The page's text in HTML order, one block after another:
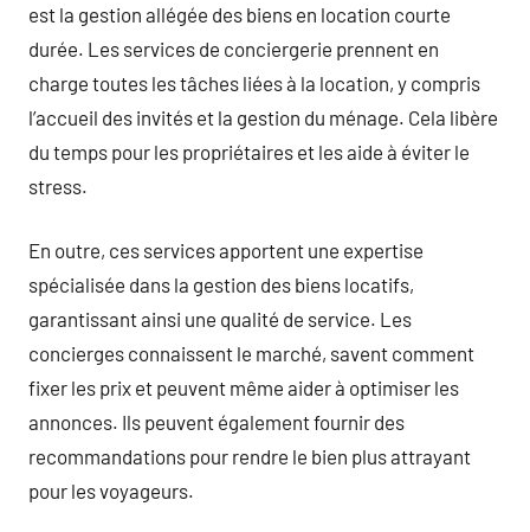
est la gestion allégée des biens en location courte
durée. Les services de conciergerie prennent en
charge toutes les tâches liées à la location, y compris
l’accueil des invités et la gestion du ménage. Cela libère
du temps pour les propriétaires et les aide à éviter le
stress.
En outre, ces services apportent une expertise
spécialisée dans la gestion des biens locatifs,
garantissant ainsi une qualité de service. Les
concierges connaissent le marché, savent comment
fixer les prix et peuvent même aider à optimiser les
annonces. Ils peuvent également fournir des
recommandations pour rendre le bien plus attrayant
pour les voyageurs.